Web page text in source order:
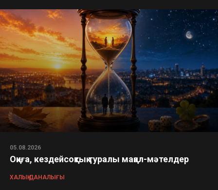
05.08.2026
Оқиға, кездейсоқтық туралы мақал-мәтелдер
ХАЛЫҚ ДАНАЛЫҒЫ